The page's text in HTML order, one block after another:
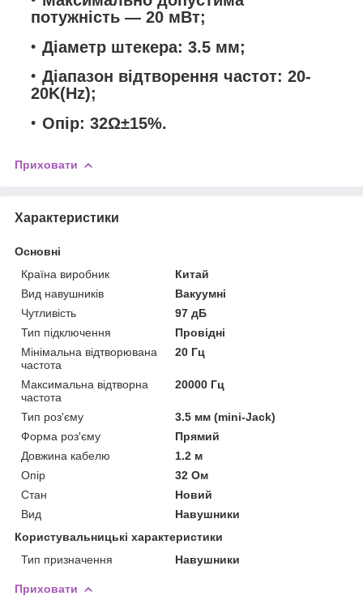
потужність — 20 мВт;
Діаметр штекера: 3.5 мм;
Діапазон відтворення частот: 20-
20K(Hz);
Опір: 32Ω±15%.
Приховати
Характеристики
Основні
Країна виробник
Китай
Вид навушників
Вакуумні
Чутливість
97 дБ
Тип підключення
Провідні
Мінімальна відтворювана
частота
20 Гц
Максимальна відтворна
частота
20000 Гц
Тип роз'єму
3.5 мм (mini-Jack)
Форма роз'єму
Прямий
Довжина кабелю
1.2 м
Опір
32 Ом
Стан
Новий
Вид
Навушники
Користувальницькі характеристики
Тип призначення
Навушники
Приховати